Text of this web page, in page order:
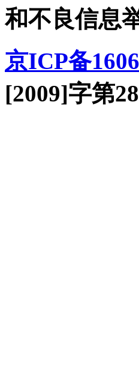
和不良信息
京ICP备
[2009]字第